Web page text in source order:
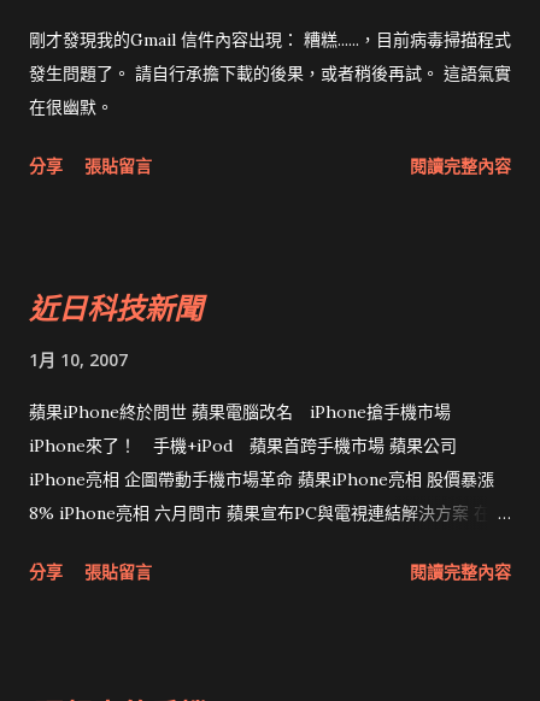
剛才發現我的Gmail 信件內容出現： 糟糕......，目前病毒掃描程式
發生問題了。 請自行承擔下載的後果，或者稍後再試。 這語氣實
在很幽默。
分享 張貼留言 閱讀完整內容
近日科技新聞
1月 10, 2007
蘋果iPhone終於問世 蘋果電腦改名 iPhone搶手機市場
iPhone來了！ 手機+iPod 蘋果首跨手機市場 蘋果公司
iPhone亮相 企圖帶動手機市場革命 蘋果iPhone亮相 股價暴漲
8% iPhone亮相 六月問市 蘋果宣布PC與電視連結解決方案 在下
思科控蘋果不得使用iPhone名稱 平息藍光與HD格式大戰 華納
分享 張貼留言 閱讀完整內容